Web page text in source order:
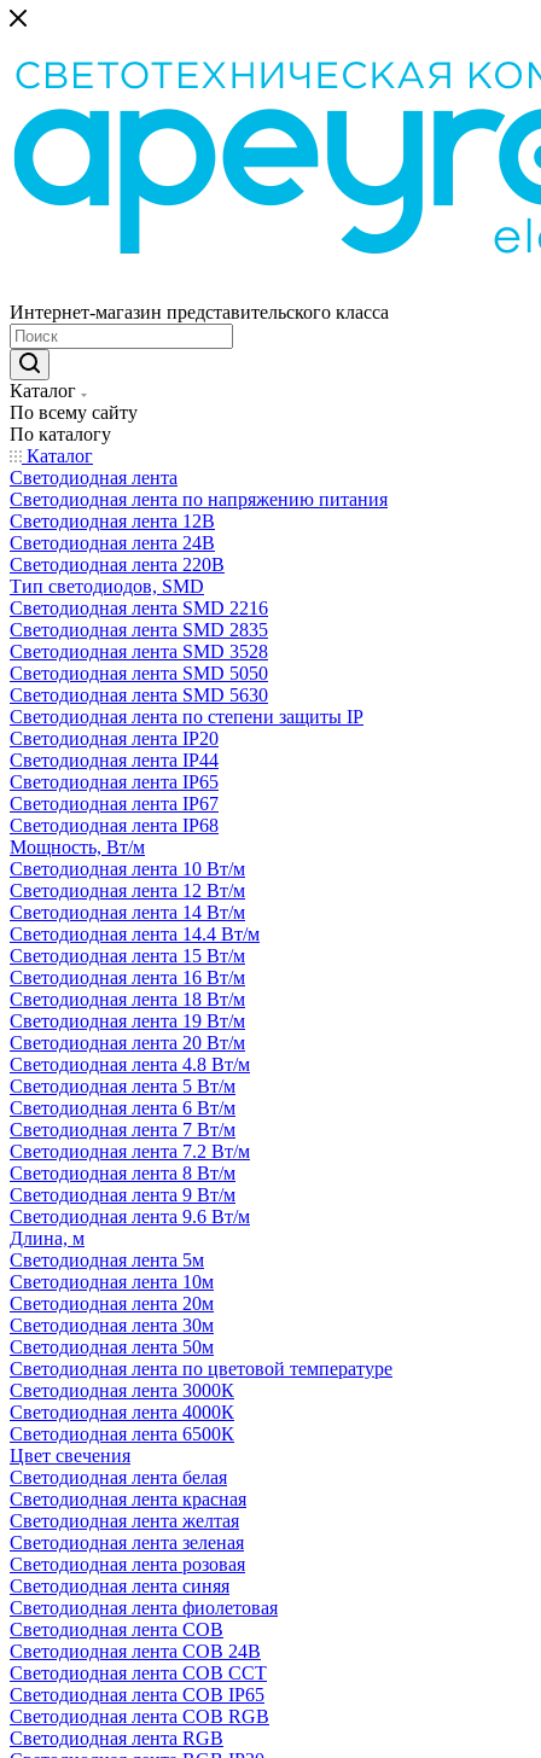
Интернет-магазин представительского класса
Каталог
По всему сайту
По каталогу
Каталог
Светодиодная лента
Светодиодная лента по напряжению питания
Светодиодная лента 12В
Светодиодная лента 24В
Светодиодная лента 220В
Тип светодиодов, SMD
Cветодиодная лента SMD 2216
Светодиодная лента SMD 2835
Светодиодная лента SMD 3528
Светодиодная лента SMD 5050
Светодиодная лента SMD 5630
Светодиодная лента по степени защиты IP
Светодиодная лента IP20
Светодиодная лента IP44
Светодиодная лента IP65
Светодиодная лента IP67
Светодиодная лента IP68
Мощность, Вт/м
Светодиодная лента 10 Вт/м
Светодиодная лента 12 Вт/м
Светодиодная лента 14 Вт/м
Светодиодная лента 14.4 Вт/м
Светодиодная лента 15 Вт/м
Светодиодная лента 16 Вт/м
Светодиодная лента 18 Вт/м
Светодиодная лента 19 Вт/м
Светодиодная лента 20 Вт/м
Светодиодная лента 4.8 Вт/м
Светодиодная лента 5 Вт/м
Светодиодная лента 6 Вт/м
Светодиодная лента 7 Вт/м
Светодиодная лента 7.2 Вт/м
Светодиодная лента 8 Вт/м
Светодиодная лента 9 Вт/м
Светодиодная лента 9.6 Вт/м
Длина, м
Светодиодная лента 5м
Светодиодная лента 10м
Светодиодная лента 20м
Светодиодная лента 30м
Светодиодная лента 50м
Светодиодная лента по цветовой температуре
Светодиодная лента 3000К
Светодиодная лента 4000К
Светодиодная лента 6500К
Цвет свечения
Светодиодная лента белая
Светодиодная лента красная
Светодиодная лента желтая
Светодиодная лента зеленая
Светодиодная лента розовая
Светодиодная лента синяя
Светодиодная лента фиолетовая
Светодиодная лента COB
Светодиодная лента COB 24В
Светодиодная лента COB CCT
Светодиодная лента COB IP65
Светодиодная лента COB RGB
Светодиодная лента RGB